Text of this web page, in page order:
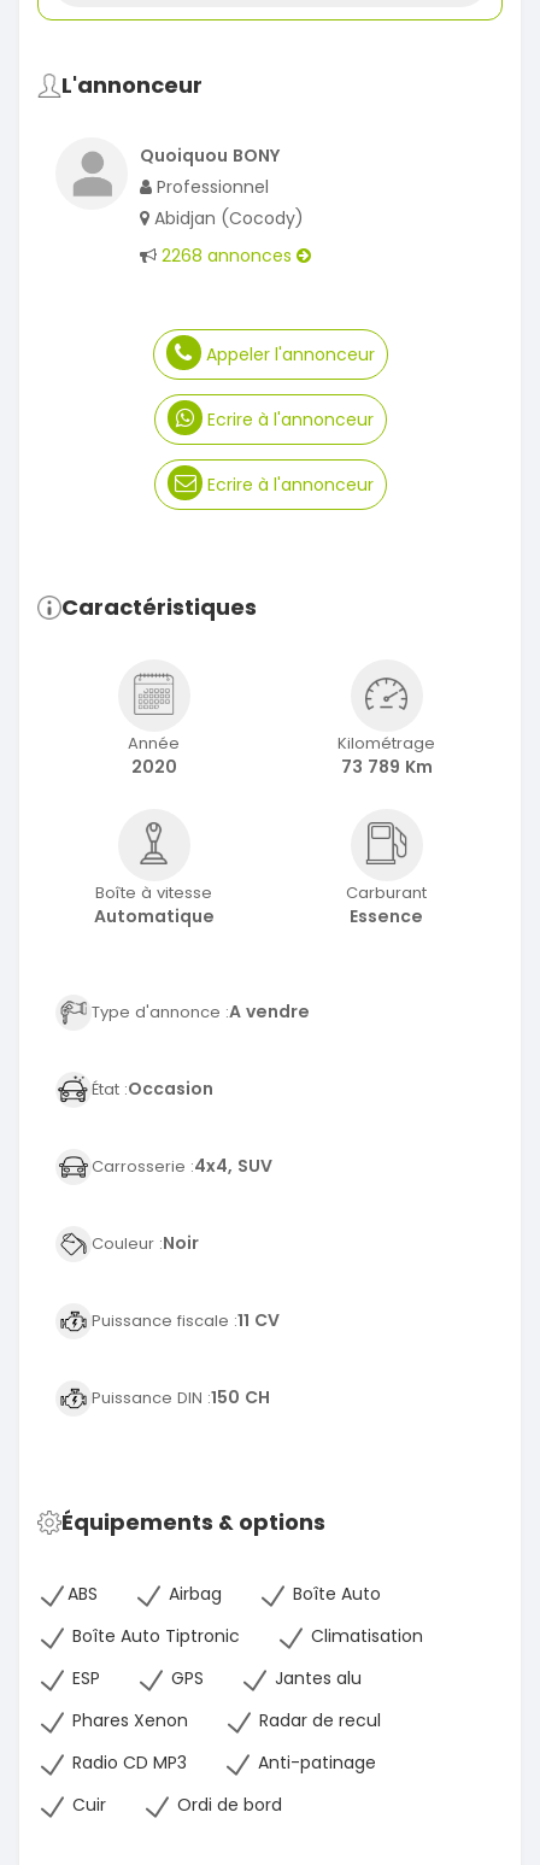
L'annonceur
Quoiquou BONY
Professionnel
Abidjan (Cocody)
2268 annonces
Appeler l'annonceur
Ecrire à l'annonceur
Ecrire à l'annonceur
Caractéristiques
Année
2020
Kilométrage
73 789 Km
Boîte à vitesse
Automatique
Carburant
Essence
Type d'annonce :A vendre
État :Occasion
Carrosserie :4x4, SUV
Couleur :Noir
Puissance fiscale :11 CV
Puissance DIN :150 CH
Équipements & options
ABS Airbag
Boîte Auto
Boîte Auto Tiptronic
Climatisation
ESP
GPS
Jantes alu
Phares Xenon
Radar de recul
Radio CD MP3
Anti-patinage
Cuir
Ordi de bord